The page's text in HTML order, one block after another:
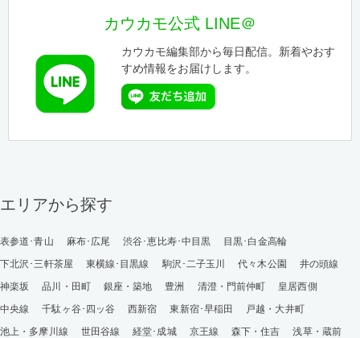
カウカモ公式 LINE＠
カウカモ編集部から毎日配信。新着やおす
すめ情報をお届けします。
エリアから探す
表参道･青山 麻布･広尾 渋谷･恵比寿･中目黒
目黒･白金高輪
下北沢･三軒茶屋
東横線･目黒線 駒沢･二子玉川 代々木公園
井の頭線
神楽坂
品川・田町 銀座・築地 豊洲 清澄・門前仲町
皇居西側
中央線
千駄ヶ谷･四ッ谷 西新宿 東新宿･早稲田
戸越・大井町
池上・多摩川線
世田谷線 経堂･成城 京王線 森下・住吉
浅草・蔵前